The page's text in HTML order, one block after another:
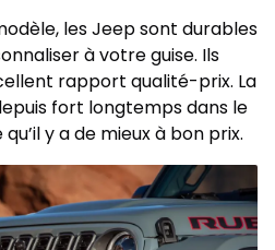
les Jeep sont durables
à votre guise. Ils
rapport qualité-prix. La
fort longtemps dans le
y a de mieux à bon prix.